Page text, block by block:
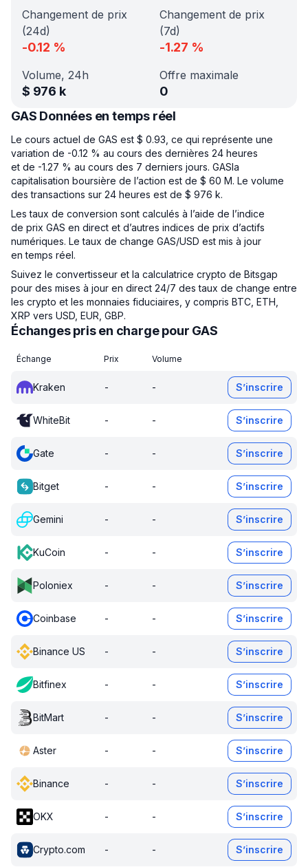
Changement de prix
(24d)
-0.12 %
Changement de prix
(7d)
-1.27 %
Volume, 24h
$ 976 k
Offre maximale
0
GAS Données en temps réel
Le cours actuel de GAS est $ 0.93, ce qui représente une
variation de -0.12 % au cours des dernières 24 heures
et de -1.27 % au cours des 7 derniers jours. GASla
capitalisation boursière de l’action est de $ 60 M. Le volume
des transactions sur 24 heures est de $ 976 k.
Les taux de conversion sont calculés à l’aide de l’indice
de prix GAS en direct et d’autres indices de prix d’actifs
numériques. Le taux de change GAS/USD est mis à jour
en temps réel.
Suivez le convertisseur et la calculatrice crypto de Bitsgap
pour des mises à jour en direct 24/7 des taux de change entre
les crypto et les monnaies fiduciaires, y compris BTC, ETH,
XRP vers USD, EUR, GBP.
Échanges pris en charge pour GAS
Échange Prix Volume
Kraken - - S’inscrire
WhiteBit - - S’inscrire
Gate - - S’inscrire
Bitget - - S’inscrire
Gemini - - S’inscrire
KuCoin - - S’inscrire
Poloniex - - S’inscrire
Coinbase - - S’inscrire
Binance US - - S’inscrire
Bitfinex - - S’inscrire
BitMart - - S’inscrire
Aster - - S’inscrire
Binance - - S’inscrire
OKX - - S’inscrire
Crypto.com - - S’inscrire